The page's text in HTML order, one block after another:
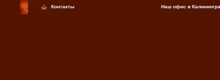
Контакты Наш офис в